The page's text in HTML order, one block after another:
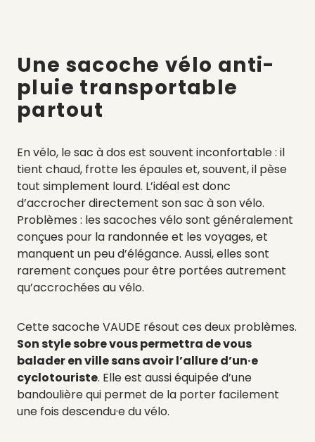
Une sacoche vélo anti-
pluie transportable
partout
En vélo, le sac à dos est souvent inconfortable : il
tient chaud, frotte les épaules et, souvent, il pèse
tout simplement lourd. L’idéal est donc
d’accrocher directement son sac à son vélo.
Problèmes : les sacoches vélo sont généralement
conçues pour la randonnée et les voyages, et
manquent un peu d’élégance. Aussi, elles sont
rarement conçues pour être portées autrement
qu’accrochées au vélo.
Cette sacoche VAUDE résout ces deux problèmes.
Son style sobre vous permettra de vous
balader en ville sans avoir l’allure d’un·e
cyclotouriste. Elle est aussi équipée d’une
bandoulière qui permet de la porter facilement
une fois descendu·e du vélo.